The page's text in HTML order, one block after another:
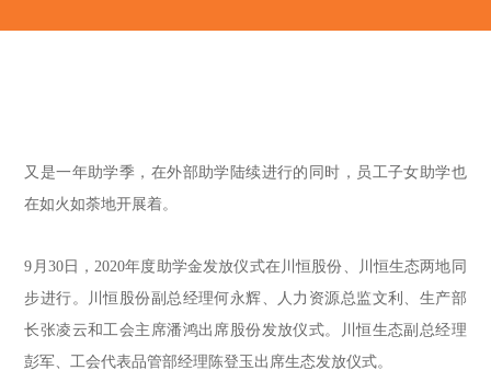
又是一年助学季，在外部助学陆续进行的同时，员工子女助学也
在如火如荼地开展着。
9月30日，2020年度助学金发放仪式在川恒股份、川恒生态两地同
步进行。川恒股份副总经理何永辉、人力资源总监文利、生产部
长张凌云和工会主席潘鸿出席股份发放仪式。川恒生态副总经理
彭军、工会代表品管部经理陈登玉出席生态发放仪式。